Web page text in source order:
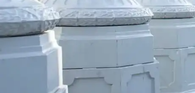
Projekt i realizacja: